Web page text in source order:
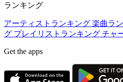
ランキング
アーティストランキング 楽曲ラ
グ プレイリストランキング チャ
Get the apps